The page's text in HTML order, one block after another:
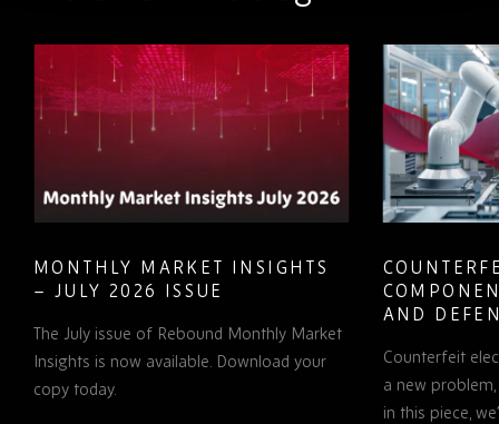
MONTHLY MARKET INSIGHTS
– JULY 2026 ISSUE
The July issue of Rebound Monthly Market
Insights is now available. Download your
copy today.
AND
TO KNOW
Counterfeit
a new
in this piece,